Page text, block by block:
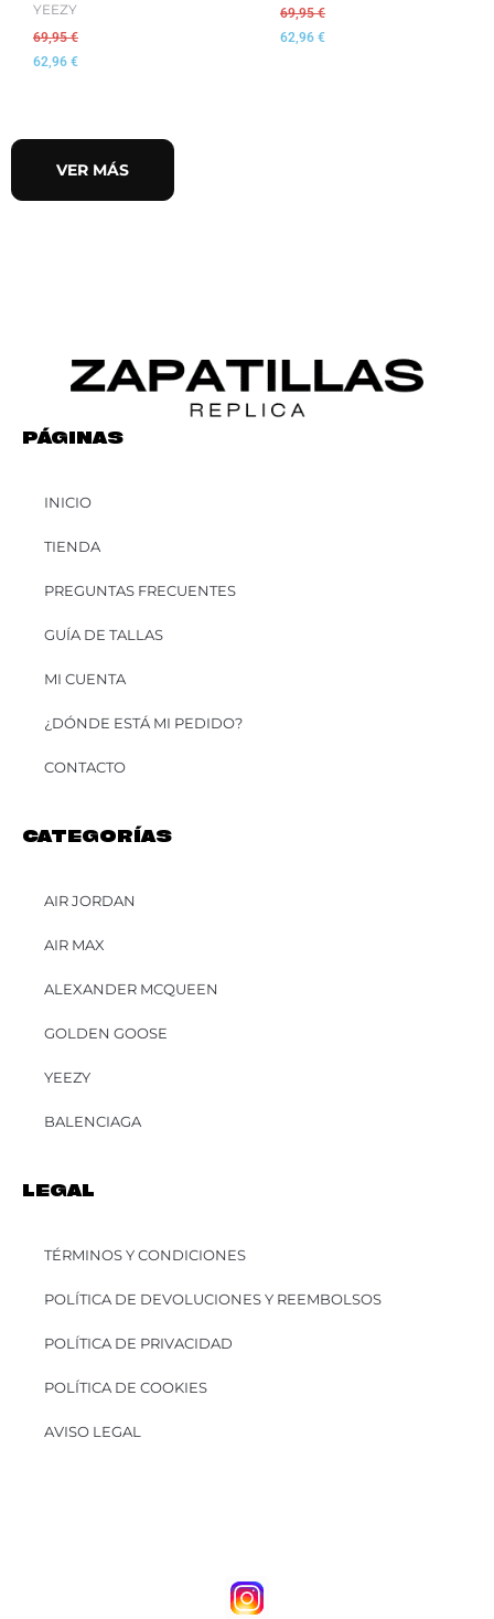
YEEZY
69,95€
62,96 €
69,95€
62,96 €
VER MÁS
PÁGINAS
INICIO
TIENDA
PREGUNTAS FRECUENTES
GUÍA DE TALLAS
MI CUENTA
¿DÓNDE ESTÁ MI PEDIDO?
CONTACTO
CATEGORÍAS
AIR JORDAN
AIR MAX
ALEXANDER MCQUEEN
GOLDEN GOOSE
YEEZY
BALENCIAGA
LEGAL
TÉRMINOS Y CONDICIONES
POLÍTICA DE DEVOLUCIONES Y REEMBOLSOS
POLÍTICA DE PRIVACIDAD
POLÍTICA DE COOKIES
AVISO LEGAL